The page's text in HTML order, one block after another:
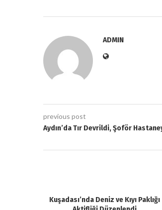
ADMIN
previous post
Aydın’da Tır Devrildi, Şoför
Kuşadası’nda Deniz ve Kıyı Paklığı